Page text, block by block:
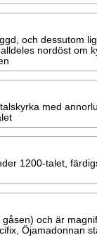
och dessutom
nordöst om
med
1200-talet,
och är
Öjamadonnan